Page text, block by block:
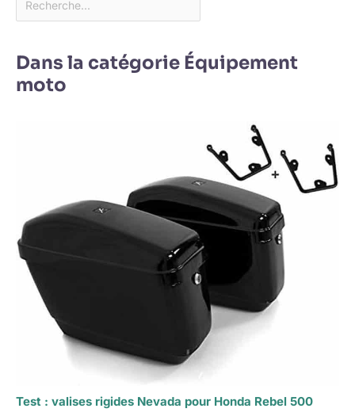
Dans la catégorie Équipement
moto
Test : valises rigides Nevada pour Honda Rebel 500